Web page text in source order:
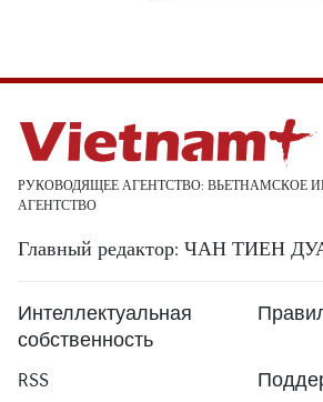
РУКОВОДЯЩЕЕ АГЕНТСТВО: ВЬЕТНАМСКОЕ
АГЕНТСТВО
Главный редактор: ЧАН ТИЕН
Интеллектуальная
собственность
RSS